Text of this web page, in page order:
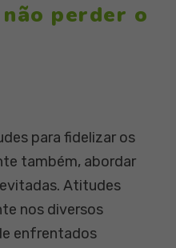
perder o
para fidelizar os
também, abordar
Atitudes
nos diversos
enfrentados